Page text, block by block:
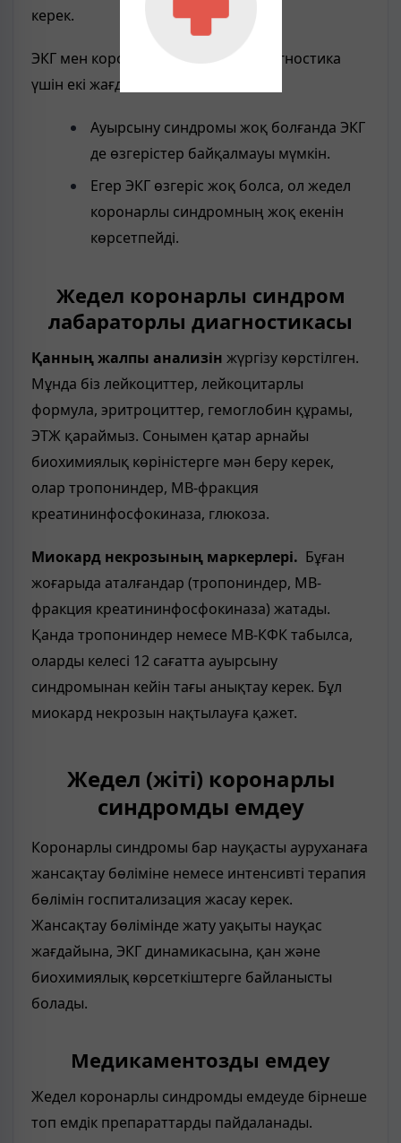
керек.
ЭКГ мен коронарлы синдромға диагностика
үшін екі жағдай маңызды:
Ауырсыну синдромы жоқ болғанда ЭКГ
де өзгерістер байқалмауы мүмкін.
Егер ЭКГ өзгеріс жоқ болса, ол жедел
коронарлы синдромның жоқ екенін
көрсетпейді.
Жедел коронарлы синдром
лабараторлы диагностикасы
Қанның жалпы анализін жүргізу көрстілген.
Мұнда біз лейкоциттер, лейкоцитарлы
формула, эритроциттер, гемоглобин құрамы,
ЭТЖ қараймыз. Сонымен қатар арнайы
биохимиялық көріністерге мән беру керек,
олар тропониндер, МВ-фракция
креатининфосфокиназа, глюкоза.
Миокард некрозының маркерлері. Бұған
жоғарыда аталғандар (тропониндер, МВ-
фракция креатининфосфокиназа) жатады.
Қанда тропониндер немесе МВ-КФК табылса,
оларды келесі 12 сағатта ауырсыну
синдромынан кейін тағы анықтау керек. Бұл
миокард некрозын нақтылауға қажет.
Жедел (жіті) коронарлы
синдромды емдеу
Коронарлы синдромы бар науқасты ауруханаға
жансақтау бөліміне немесе интенсивті терапия
бөлімін госпитализация жасау керек.
Жансақтау бөлімінде жату уақыты науқас
жағдайына, ЭКГ динамикасына, қан және
биохимиялық көрсеткіштерге байланысты
болады.
Медикаментозды емдеу
Жедел коронарлы синдромды емдеуде бірнеше
топ емдік препараттарды пайдаланады.